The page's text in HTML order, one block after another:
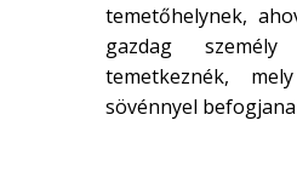
temetőhelynek,
gazdag
temetkeznék,
sövénnyel